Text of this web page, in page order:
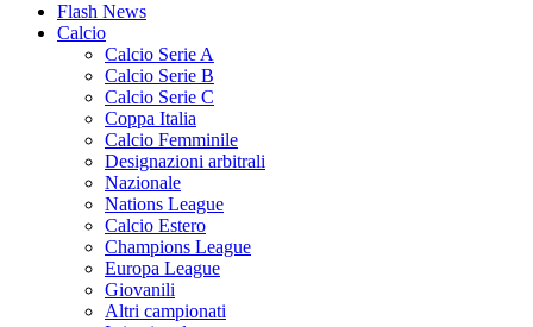
Flash News
Calcio
Calcio Serie A
Calcio Serie B
Calcio Serie C
Coppa Italia
Calcio Femminile
Designazioni arbitrali
Nazionale
Nations League
Calcio Estero
Champions League
Europa League
Giovanili
Altri campionati